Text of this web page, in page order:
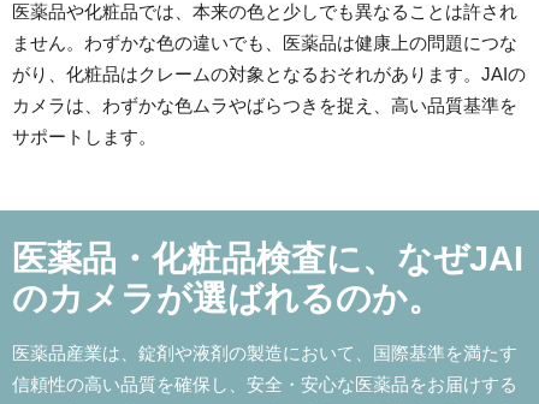
医薬品や化粧品では、本来の色と少しでも異なることは許され
ません。わずかな色の違いでも、医薬品は健康上の問題につな
がり、化粧品はクレームの対象となるおそれがあります。JAIの
カメラは、わずかな色ムラやばらつきを捉え、高い品質基準を
サポートします。
医薬品・化粧品検査に、なぜJAI
のカメラが選ばれるのか。
医薬品産業は、錠剤や液剤の製造において、国際基準を満たす
信頼性の高い品質を確保し、安全・安心な医薬品をお届けする